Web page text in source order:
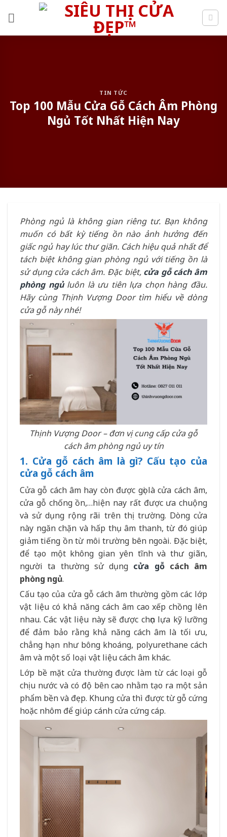
TIN TỨC
Top 100 Mẫu Cửa Gỗ Cách Âm Phòng
Ngủ Tốt Nhất Hiện Nay
Phòng ngủ là không gian riêng tư. Bạn không
muốn có bất kỳ tiếng ồn nào ảnh hưởng đến
giấc ngủ hay lúc thư giãn. Cách hiệu quả nhất để
tách biệt không gian phòng ngủ với tiếng ồn là
sử dụng cửa cách âm. Đặc biệt, cửa gỗ cách âm
phòng ngủluôn là ưu tiên lựa chọn hàng đầu.
Hãy cùng Thịnh Vượng Door tìm hiểu về dòng
cửa gỗ này nhé!
Thịnh Vượng Door – đơn vị cung cấp cửa gỗ
cách âm phòng ngủ uy tín
1. Cửa gỗ cách âm là gì? Cấu tạo của
cửa gỗ cách âm
Cửa gỗ cách âm hay còn được gọi là cửa cách âm,
cửa gỗ chống ồn,…hiện nay rất được ưa chuộng
và sử dụng rộng rãi trên thị trường. Dòng cửa
này ngăn chặn và hấp thụ âm thanh, từ đó giúp
giảm tiếng ồn từ môi trường bên ngoài. Đặc biệt,
để tạo một không gian yên tĩnh và thư giãn,
người ta thường sử dụng cửa gỗcách âm
phòng ngủ.
Cấu tạo của cửa gỗ cách âm thường gồm các lớp
vật liệu có khả năng cách âm cao xếp chồng lên
nhau. Các vật liệu này sẽ được chọn lựa kỹ lưỡng
để đảm bảo rằng khả năng cách âm là tối ưu,
chẳng hạn như bông khoáng, polyurethane cách
âm và một số loại vật liệu cách âm khác.
Lớp bề mặt cửa thường được làm từ các loại gỗ
chịu nước và có độ bên cao nhằm tạo ra một sản
phẩm bền và đẹp. Khung cửa thì được từ gỗ cứng
hoặc nhôm để giúp cánh cửa cứng cáp.